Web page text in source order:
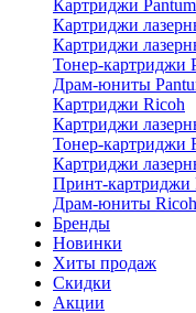
Картриджи Pantum
Картриджи
Картриджи
Тонер-картриджи
Драм-юниты
Картриджи Ricoh
Картриджи
Тонер-картриджи
Картриджи
Принт-картриджи
Драм-юниты Ricoh
Бренды
Новинки
Хиты продаж
Скидки
Акции